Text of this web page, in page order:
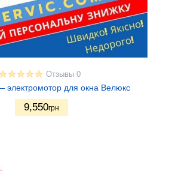
Отзывы 0
электромотор для окна Велюкс
9,550грн